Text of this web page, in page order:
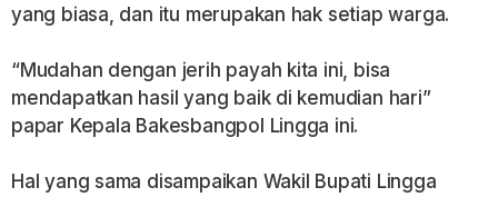
yang biasa, dan itu merupakan hak setiap warga.
“Mudahan dengan jerih payah kita ini, bisa
mendapatkan hasil yang baik di kemudian hari”
papar Kepala Bakesbangpol Lingga ini.
Hal yang sama disampaikan Wakil Bupati Lingga